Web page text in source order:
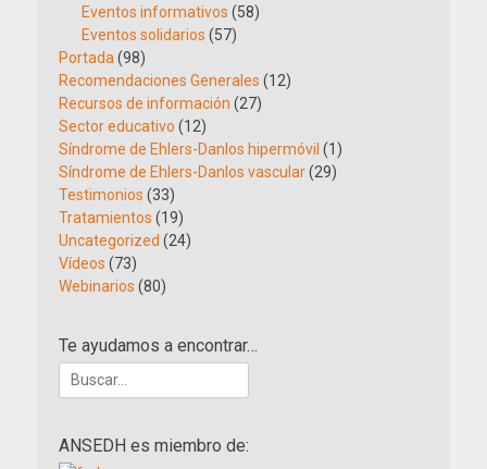
Eventos informativos (58)
Eventos solidarios (57)
Portada (98)
Recomendaciones Generales (12)
Recursos de información (27)
Sector educativo (12)
Síndrome de Ehlers-Danlos hipermóvil (1)
Síndrome de Ehlers-Danlos vascular(29)
Testimonios (33)
Tratamientos (19)
Uncategorized (24)
Vídeos (73)
Webinarios (80)
Te ayudamos a encontrar…
Buscar:
ANSEDH es miembro de: